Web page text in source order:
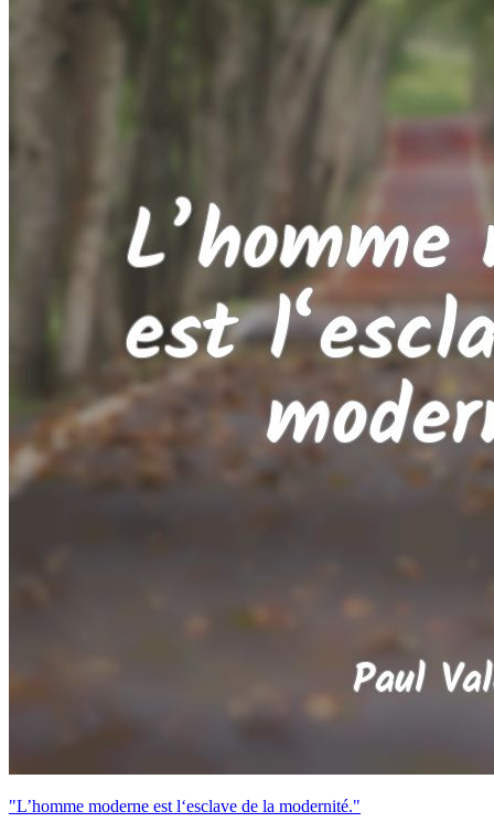
"L’homme moderne est l‘esclave de la modernité."